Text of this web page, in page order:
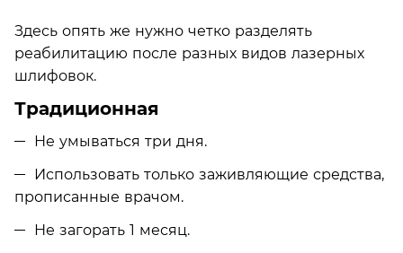
Здесь опять же нужно четко разделять
реабилитацию после разных видов лазерных
шлифовок.
Традиционная
Не умываться три дня.
Использовать только заживляющие средства,
прописанные врачом.
Не загорать 1 месяц.